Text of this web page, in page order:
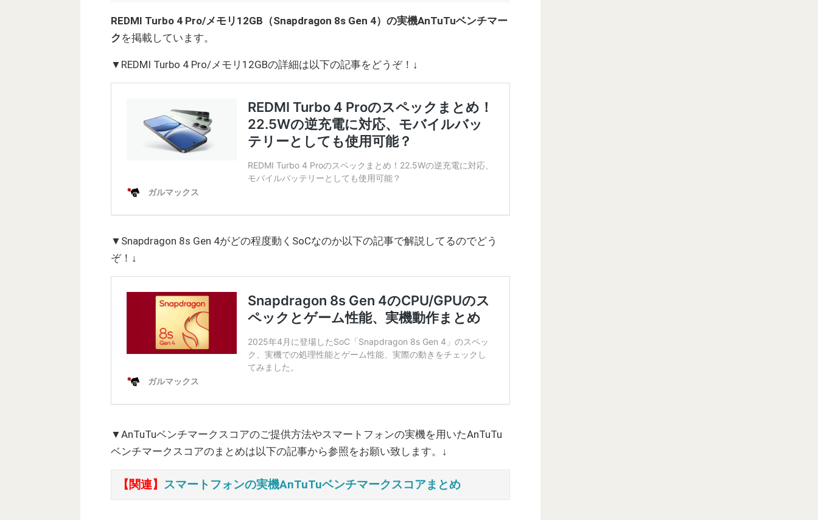
REDMI Turbo 4 Pro/メモリ12GB（Snapdragon 8s Gen 4）の実機AnTuTuベンチマー
ク を掲載しています。
▼REDMI Turbo 4 Pro/メモリ12GBの詳細は以下の記事をどうぞ！↓
▼Snapdragon 8s Gen 4がどの程度動くSoCなのか以下の記事で解説してるのでどう
ぞ！↓
▼AnTuTuベンチマークスコアのご提供方法やスマートフォンの実機を用いたAnTuTu
ベンチマークスコアのまとめは以下の記事から参照をお願い致します。↓
【関連】 スマートフォンの実機AnTuTuベンチマークスコアまとめ